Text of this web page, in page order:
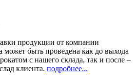
продукции от компании
может быть проведена как до выхода
с нашего склада, так и после –
клиента. подробнее...